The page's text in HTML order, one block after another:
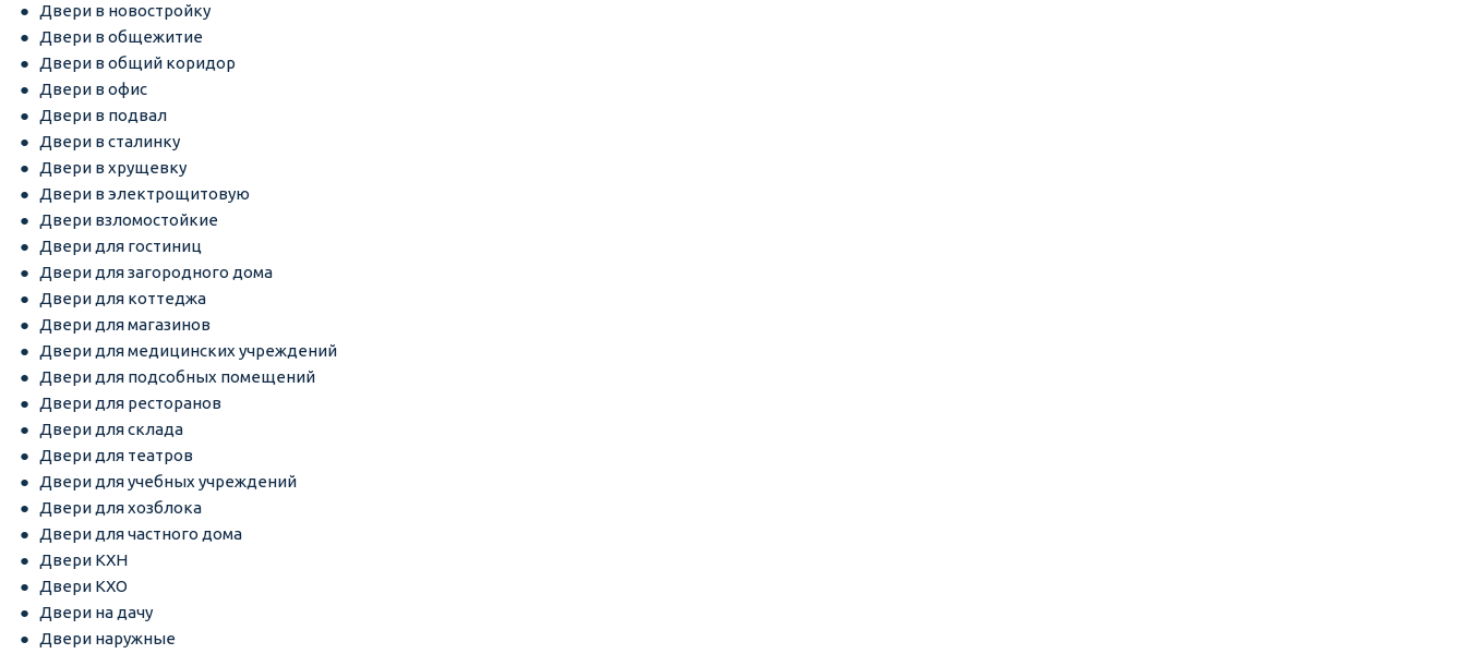
Двери в новостройку
Двери в общежитие
Двери в общий коридор
Двери в офис
Двери в подвал
Двери в сталинку
Двери в хрущевку
Двери в электрощитовую
Двери взломостойкие
Двери для гостиниц
Двери для загородного дома
Двери для коттеджа
Двери для магазинов
Двери для медицинских учреждений
Двери для подсобных помещений
Двери для ресторанов
Двери для склада
Двери для театров
Двери для учебных учреждений
Двери для хозблока
Двери для частного дома
Двери КХН
Двери КХО
Двери на дачу
Двери наружные